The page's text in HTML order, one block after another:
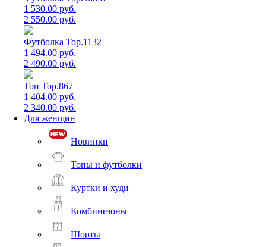
1 530.00 руб.
2 550.00 руб.
Футболка Top.1132
1 494.00 руб.
2 490.00 руб.
Топ Top.867
1 404.00 руб.
2 340.00 руб.
Для женщин
Новинки
Топы и футболки
Куртки и худи
Комбинезоны
Шорты